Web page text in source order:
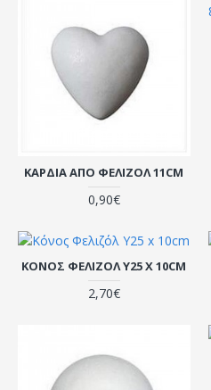
ΚΑΡΔΙΆ ΑΠΟ ΦΕΛΙΖΌΛ 11CM
0,90€
ΚΌΝΟΣ ΦΕΛΙΖΌΛ Y25 X 10CM
2,70€